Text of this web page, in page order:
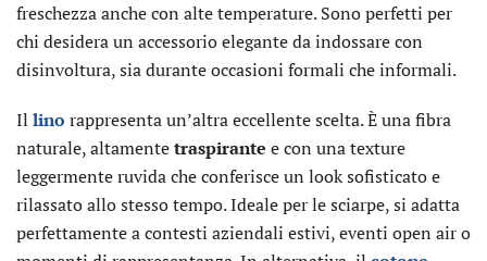
freschezza anche con alte temperature. Sono perfetti per
chi desidera un accessorio elegante da indossare con
disinvoltura, sia durante occasioni formali che informali.
Il lino rappresenta un’altra eccellente scelta. È una fibra
naturale, altamentetraspirante e con una texture
leggermente ruvida che conferisce un look sofisticato e
rilassato allo stesso tempo. Ideale per le sciarpe, si adatta
perfettamente a contesti aziendali estivi, eventi open air o